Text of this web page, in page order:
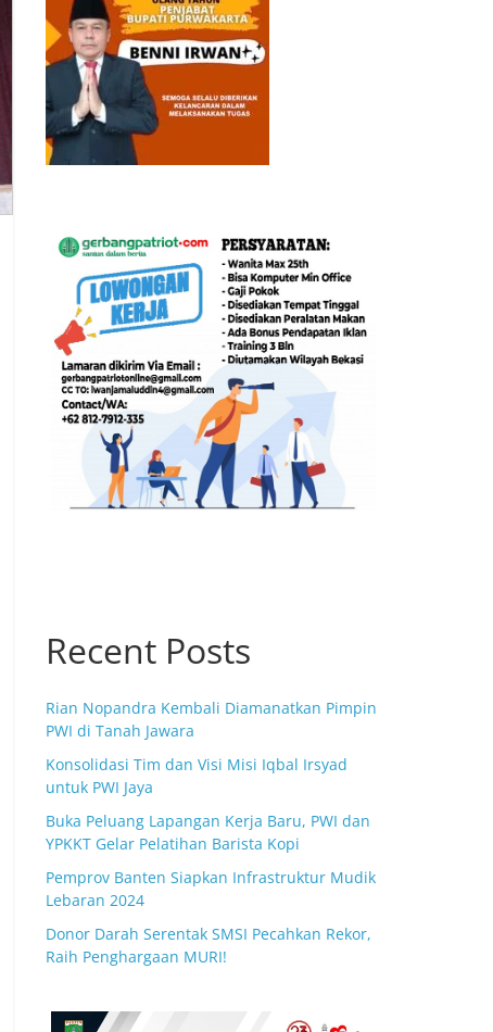
Recent Posts
Rian Nopandra Kembali Diamanatkan Pimpin
PWI di Tanah Jawara
Konsolidasi Tim dan Visi Misi Iqbal Irsyad
untuk PWI Jaya
Buka Peluang Lapangan Kerja Baru, PWI dan
YPKKT Gelar Pelatihan Barista Kopi
Pemprov Banten Siapkan Infrastruktur Mudik
Lebaran 2024
Donor Darah Serentak SMSI Pecahkan Rekor,
Raih Penghargaan MURI!